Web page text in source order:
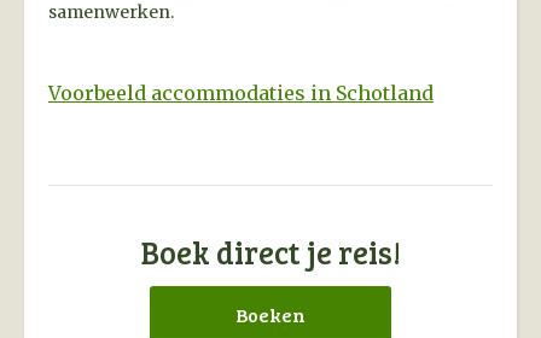
samenwerken.
Voorbeeld accommodaties in Schotland
Boek direct je reis!
Boeken